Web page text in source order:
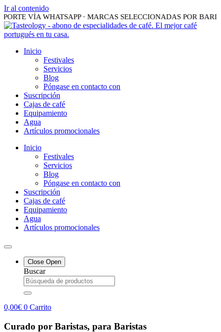
Ir al contenido
VÍA WHATSAPP · MARCAS SELECCIONADAS POR
Inicio
Festivales
Servicios
Blog
Póngase en contacto con
Suscripción
Cajas de café
Equipamiento
Agua
Artículos promocionales
Inicio
Festivales
Servicios
Blog
Póngase en contacto con
Suscripción
Cajas de café
Equipamiento
Agua
Artículos promocionales
Close Open
Buscar
0,00€ 0 Carrito
Curado por Baristas, para Baristas